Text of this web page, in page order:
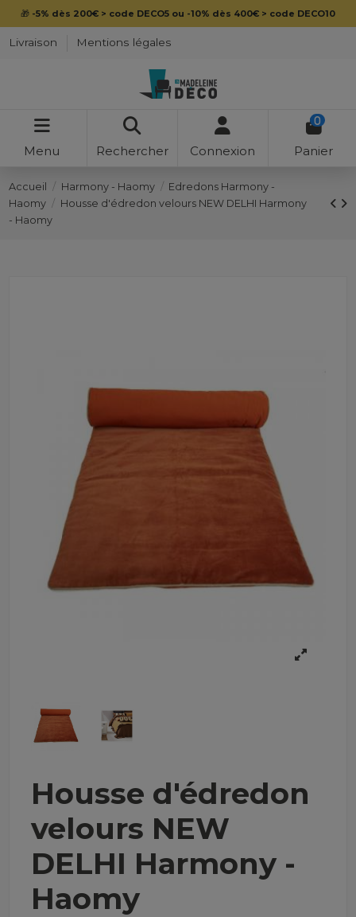
🎁 -5% dès 200€ > code DECO5 ou -10% dès 400€ > code DECO10
Livraison Mentions légales
Menu Rechercher Connexion
0
Panier
Accueil Harmony - Haomy
Edredons Harmony -
Haomy
Housse d'édredon velours NEW DELHI Harmony
- Haomy
Housse d'édredon
velours NEW
DELHI Harmony -
Haomy